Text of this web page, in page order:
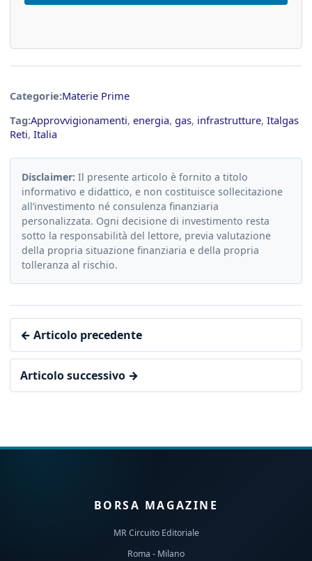
Categorie:Materie Prime
Tag:Approvvigionamenti, energia, gas, infrastrutture, Italgas
Reti, Italia
Disclaimer: Il presente articolo è fornito a titolo
informativo e didattico, e non costituisce sollecitazione
all’investimento né consulenza finanziaria
personalizzata. Ogni decisione di investimento resta
sotto la responsabilità del lettore, previa valutazione
della propria situazione finanziaria e della propria
tolleranza al rischio.
← Articolo precedente
Articolo successivo →
BORSA MAGAZINE
MR Circuito Editoriale
Roma - Milano